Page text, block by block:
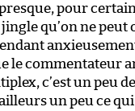
pour
qu’on ne
le commentateur
c’est un peu
un peu ce